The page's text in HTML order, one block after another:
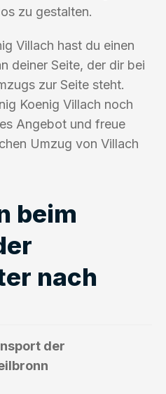
zu gestalten.
Villach hast du einen
deiner Seite, der dir bei
zur Seite steht.
Koenig Villach noch
Angebot und freue
Umzug von Villach
beim
nach
der